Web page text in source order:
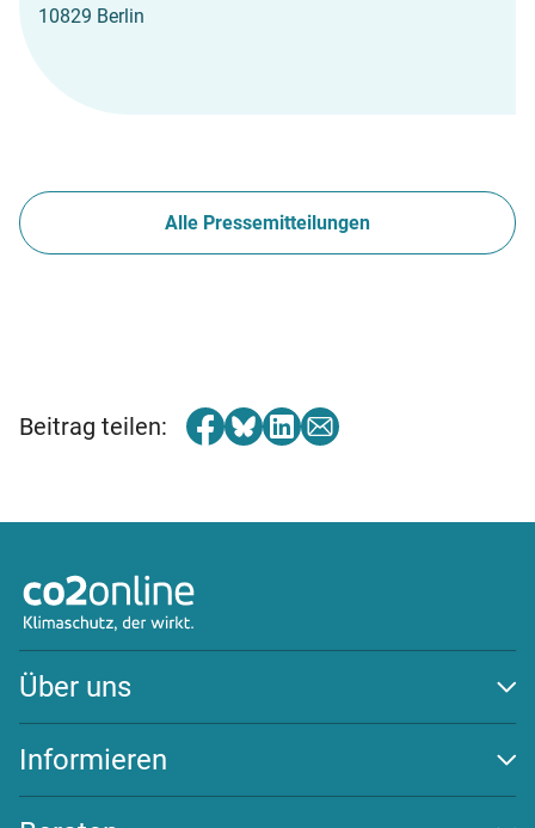
10829 Berlin
Alle Pressemitteilungen
Beitrag teilen:
Über uns
Team
Transparenz
Wirksamkeit
Informieren
Energiewende